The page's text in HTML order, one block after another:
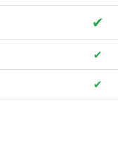
✔
✔
✔